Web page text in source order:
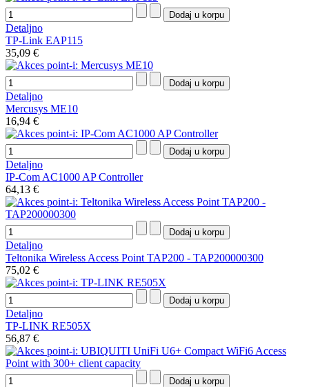
Detaljno
TP-Link EAP115
35,09 €
Detaljno
Mercusys ME10
16,94 €
Detaljno
IP-Com AC1000 AP Controller
64,13 €
Detaljno
Teltonika Wireless Access Point TAP200 - TAP200000300
75,02 €
Detaljno
TP-LINK RE505X
56,87 €